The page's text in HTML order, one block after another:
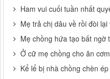
Ham vui cuối tuần nhất
Mẹ trả chị dâu về rồi đòi
Mẹ chồng hứa tạo bất ngờ
Ở cữ mẹ chồng cho ăn
Kể lể bị nhà chồng chèn